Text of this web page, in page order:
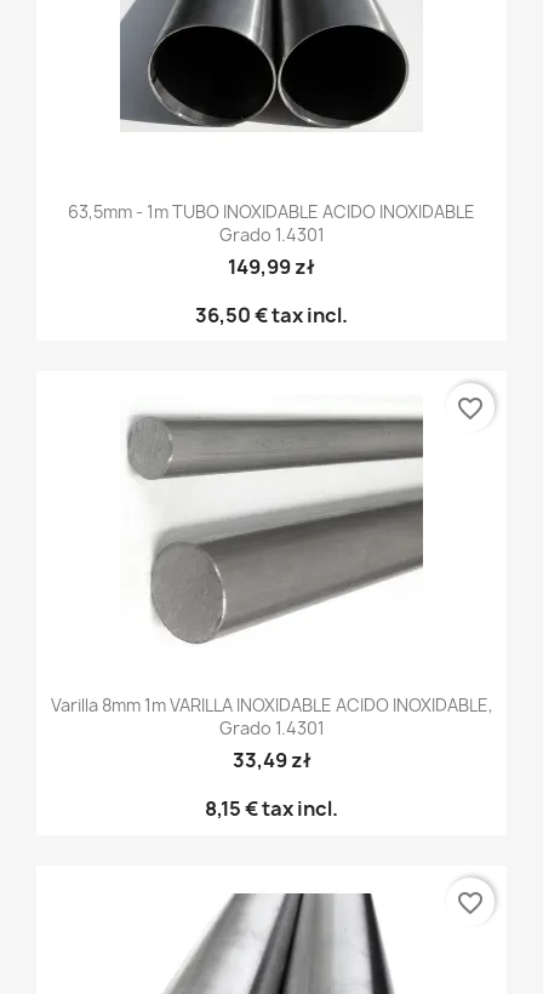
63,5mm - 1m TUBO INOXIDABLE ACIDO INOXIDABLE
Grado 1.4301
149,99 zł
36,50 €tax incl.
Varilla 8mm 1m VARILLA INOXIDABLE ACIDO INOXIDABLE,
Grado 1.4301
33,49 zł
8,15 €tax incl.
favorite_border
favorite_border